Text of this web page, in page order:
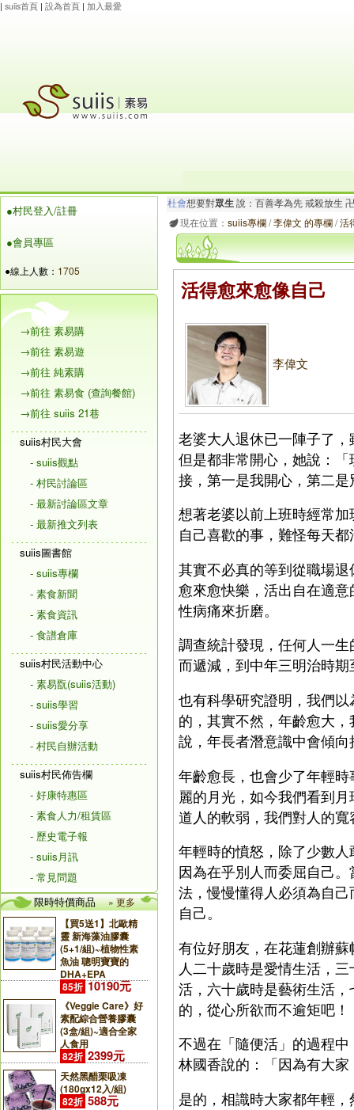
| suiis首頁 | 設為首頁 | 加入最愛
●村民登入/註冊
●會員專區
●線上人數： 1705
→前往 素易購
→前往 素易遊
→前往 純素購
→前往 素易食 (查詢餐館)
→前往 suiis 21巷
suiis村民大會
- suiis觀點
- 村民討論區
- 最新討論區文章
- 最新推文列表
suiis圖書館
- suiis專欄
- 素食新聞
- 素食資訊
- 食譜倉庫
suiis村民活動中心
- 素易翫(suiis活動)
- suiis學習
- suiis愛分享
- 村民自辦活動
suiis村民佈告欄
- 好康特惠區
- 素食人力/租賃區
- 歷史電子報
- suiis月訊
- 常見問題
限時特價商品
» 更多
【買5送1】北歐精
靈 新海藻油膠囊
(5+1/組)~植物性素
魚油 聰明寶寶的
DHA+EPA
85折 10190元
《Veggie Care》好
素配綜合營養膠囊
(3盒/組)~適合全家
人食用
82折 2399元
天然黑醋栗吸凍
(180gx12入/組)
82折 588元
杜會想要對眾生 說：百善孝為先 戒殺放生
張海銘想要對 大家說：卍南無觀世音菩薩
現在位置： suiis專欄/李偉文 的專欄/活
活得愈來愈像自己
李偉文
老婆大人退休已一陣子了
但是都非常開心，她說：
接，第一是我開心，第二
想著老婆以前上班時經常
自己喜歡的事，難怪每天
其實不必真的等到從職場
愈來愈快樂，活出自在適
性病痛來折磨。
調查統計發現，任何人一
而遞減，到中年三明治時
也有科學研究證明，我們
的，其實不然，年齡愈大
說，年長者潛意識中會傾
年齡愈長，也會少了年輕
麗的月光，如今我們看到
道人的軟弱，我們對人的
年輕時的憤怒，除了少數
因為在乎別人而委屈自己
法，慢慢懂得人必須為自
自己。
有位好朋友，在花蓮創辦
人二十歲時是愛情生活，
活，六十歲時是藝術生活
的，從心所欲而不逾矩吧！
不過在「隨便活」的過程
林國香說的：「因為有大
是的，相識時大家都年輕